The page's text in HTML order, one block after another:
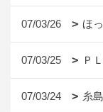
07/03/26 ほ
07/03/25 Ｐ
07/03/24 糸